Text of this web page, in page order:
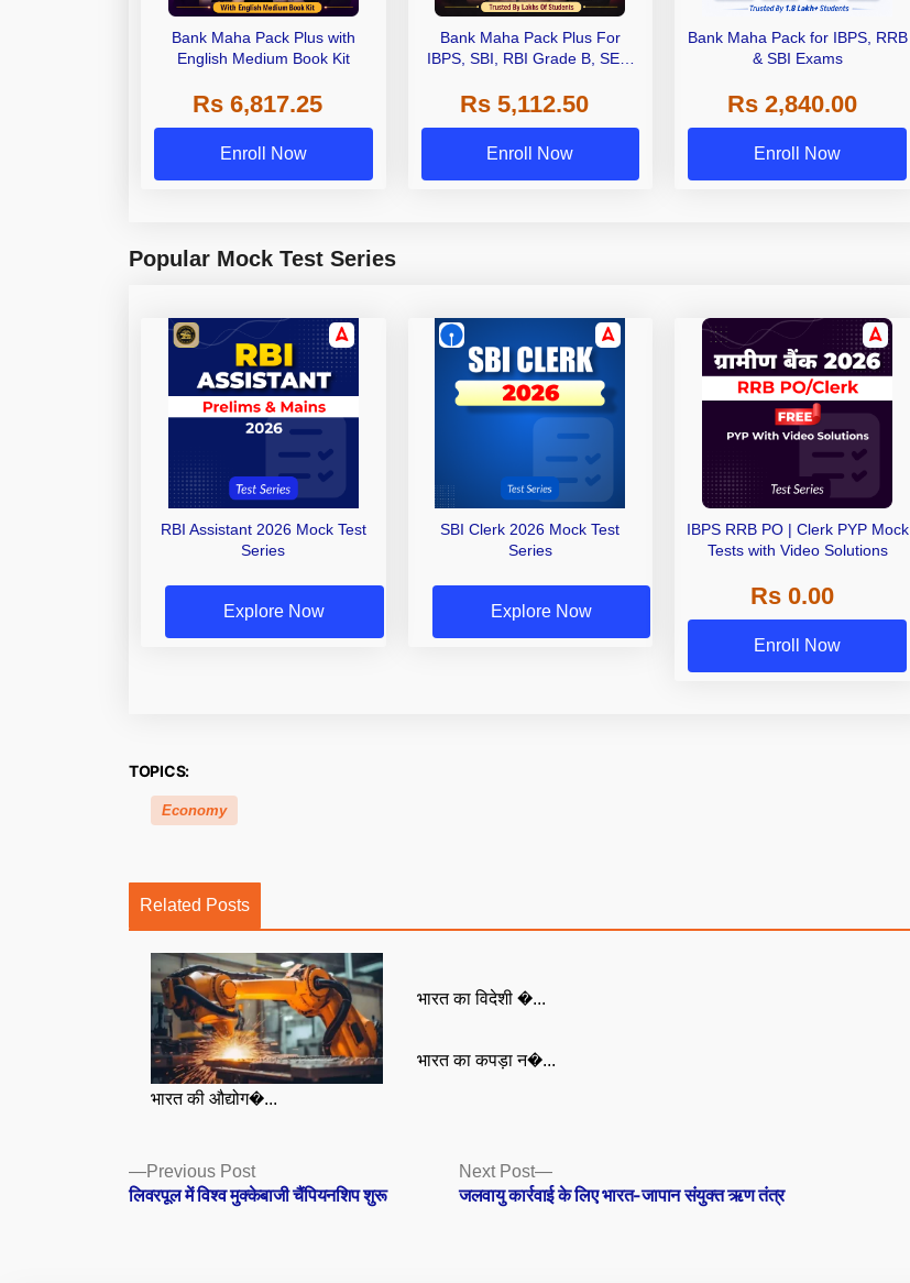
Bank Maha Pack Plus with
English Medium Book Kit
Rs 6,817.25
Enroll Now
Bank Maha Pack Plus For
IBPS, SBI, RBI Grade B, SEBI
Other Grade A & Grade B Bank
Exams
Rs 5,112.50
Enroll Now
Bank Maha Pack for IBPS, RRB
& SBI Exams
Rs 2,840.00
Enroll Now
Popular Mock Test Series
RBI Assistant 2026 Mock Test
Series
Explore Now
SBI Clerk 2026 Mock Test
Series
Explore Now
IBPS RRB PO | Clerk PYP Mock
Tests with Video Solutions
Rs 0.00
Enroll Now
TOPICS:
Economy
Related Posts
भारत की औद्योग�...
भारत का विदेशी �...
भारत का कपड़ा न�...
Posts
navigation
Previous PostPrevious
post:
लिवरपूल में विश्व मुक्केबाजी चैंपियनशिप शुरू
Next Post
Next
post:
जलवायु कार्रवाई के लिए भारत-जापान संयुक्त ऋण तंत्र